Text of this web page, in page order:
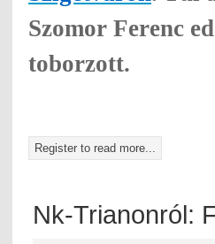
Szomor Ferenc
toborzott.
Register to read more...
Nk-Trianonról: